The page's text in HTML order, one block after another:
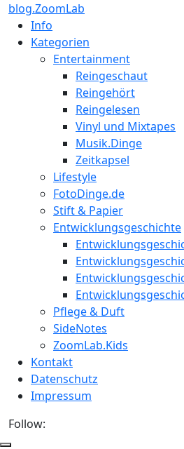
blog.ZoomLab
Info
Kategorien
Entertainment
Reingeschaut
Reingehört
Reingelesen
Vinyl und Mixtapes
Musik.Dinge
Zeitkapsel
Lifestyle
FotoDinge.de
Stift & Papier
Entwicklungsgeschichte
Pflege & Duft
SideNotes
ZoomLab.Kids
Kontakt
Datenschutz
Impressum
Follow: